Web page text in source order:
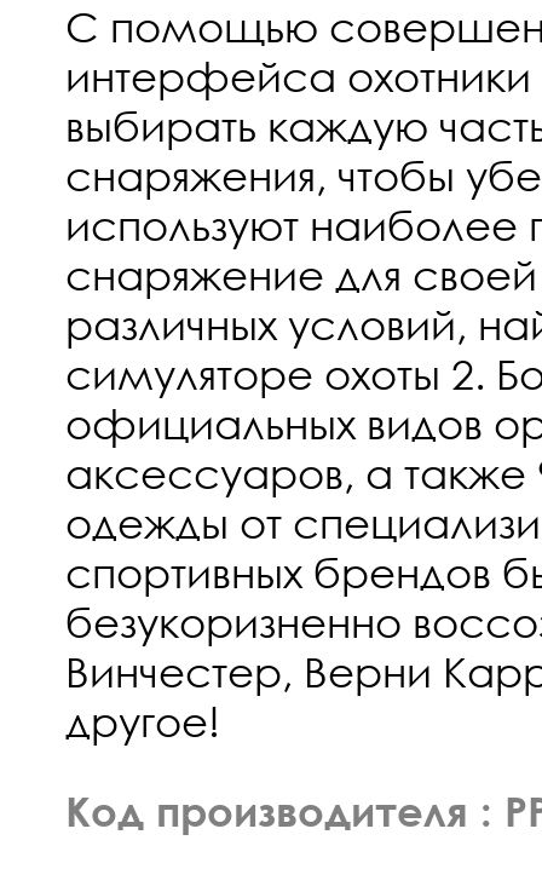
С помощью
интерфейса охотники
выбирать каждую
снаряжения, чтобы
используют
снаряжение для
различных условий,
симуляторе охоты 2.
официальных видов
аксессуаров, а также
одежды от
спортивных брендов
безукоризненно
Винчестер, Верни
другое!
Код производителя :